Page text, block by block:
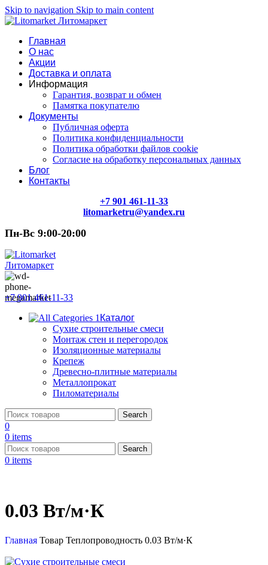
Skip to navigation Skip to main content
Главная
О нас
Акции
Доставка и оплата
Информация
Гарантия, возврат и обмен
Памятка покупателю
Документы
Публичная оферта
Политика конфиденциальности
Политика обработки файлов cookie
Согласие на обработку персональных данных
Блог
Контакты
+7 901 461-11-33
litomarketru@yandex.ru
Пн-Вс 9:00-20:00
+7 901 461-11-33
Каталог
Сухие строительные смеси
Монтаж стен и перегородок
Изоляционные материалы
Крепеж
Древесно-плитные материалы
Металлопрокат
Пиломатериалы
Search
0
0 items
Search
0 items
0.03 Вт/м·К
Главная Товар Теплопроводность 0.03 Вт/м·К